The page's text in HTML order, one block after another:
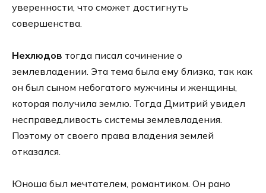
уверенности, что сможет достигнуть
совершенства.
Нехлюдов тогда писал сочинение о
землевладении. Эта тема была ему близка, так как
он был сыном небогатого мужчины и женщины,
которая получила землю. Тогда Дмитрий увидел
несправедливость системы землевладения.
Поэтому от своего права владения землей
отказался.
Юноша был мечтателем, романтиком. Он рано